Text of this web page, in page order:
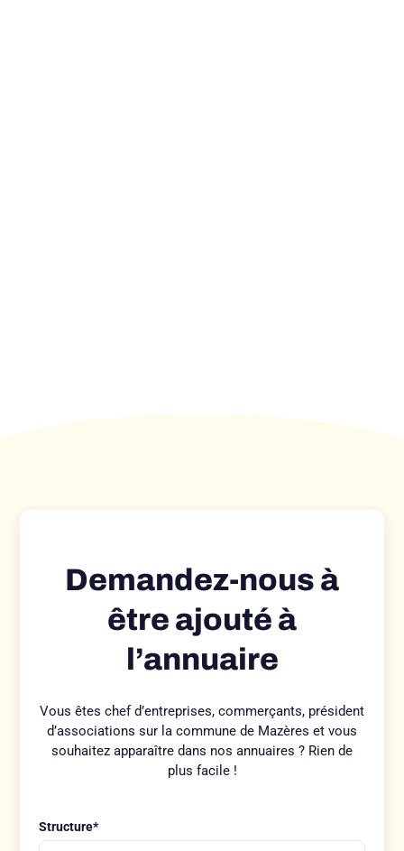
Demandez-nous à
être ajouté à
l’annuaire
Vous êtes chef d’entreprises, commerçants, président
d’associations sur la commune de Mazères et vous
souhaitez apparaître dans nos annuaires ? Rien de
plus facile !
Structure*